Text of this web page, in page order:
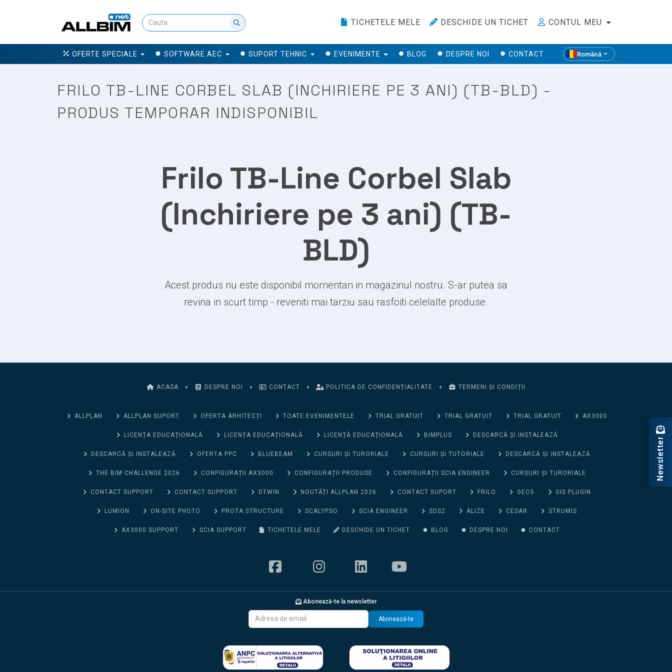
TICHETELE MELE DESCHIDE UN TICHET CONTUL MEU
OFERTE SPECIALE SOFTWARE AEC SUPORT TEHNIC EVENIMENTE BLOG DESPRE NOI CONTACT Română
FRILO TB-LINE CORBEL SLAB (INCHIRIERE PE 3 ANI) (TB-BLD) -
PRODUS TEMPORAR INDISPONIBIL
Frilo TB-Line Corbel Slab
(Inchiriere pe 3 ani) (TB-
BLD)
Acest produs nu este disponibil momentan in magazinul nostru. S-ar putea sa
revina in scurt timp - reveniti mai tarziu sau rasfoiti celelalte produse.
ACASA ♦ DESPRE NOI ♦ CONTACT ♦ POLITICA DE CONFIDENȚIALITATE ♦ TERMENI ȘI CONDIȚII
ALLPLAN ALLPLAN SUPORT OFERTA ARHITECȚI TOATE EVENIMENTELE TRIAL GRATUIT TRIAL GRATUIT TRIAL GRATUIT AX3000
LICENȚA EDUCAȚIONALĂ LICENȚA EDUCAȚIONALĂ LICENȚĂ EDUCAȚIONALĂ BIMPLUS DESCARCĂ ȘI INSTALEAZĂ
DESCARCĂ ȘI INSTALEAZĂ OFERTA PPC BLUEBEAM CURSURI ȘI TURORIALE CURSURI ȘI TUTORIALE DESCARCĂ ȘI INSTALEAZĂ
THE BIM CHALLENGE 2026 CONFIGURAȚII AX3000 CONFIGURAȚII PRODUSE CONFIGURAȚII SCIA ENGINEER CURSURI ȘI TURORIALE
CONTACT SUPPORT CONTACT SUPPORT DTWIN NOUTĂȚI ALLPLAN 2026 CONTACT SUPORT FRILO GEO5 GIS PLUGIN
LUMION ON-SITE PHOTO PROTA STRUCTURE SCALYPSO SCIA ENGINEER SDS2 ALIZE CESAR STRUMIS
AX3000 SUPPORT SCIA SUPPORT TICHETELE MELE DESCHIDE UN TICHET BLOG DESPRE NOI CONTACT
Abonează-te la newsletter
Abonează-te
Newsletter